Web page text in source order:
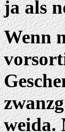
ja als
Wenn
weida.